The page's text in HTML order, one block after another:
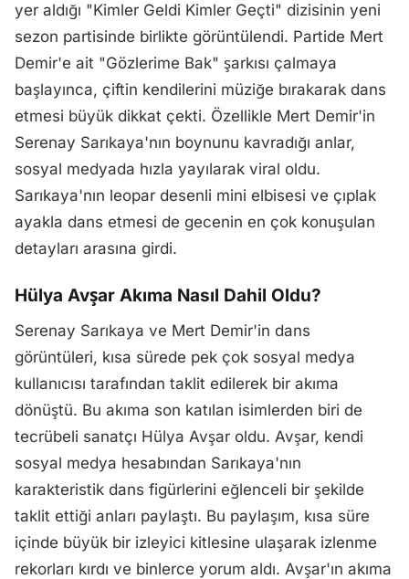
yer aldığı "Kimler Geldi Kimler Geçti" dizisinin yeni
sezon partisinde birlikte görüntülendi. Partide Mert
Demir'e ait "Gözlerime Bak" şarkısı çalmaya
başlayınca, çiftin kendilerini müziğe bırakarak dans
etmesi büyük dikkat çekti. Özellikle Mert Demir'in
Serenay Sarıkaya'nın boynunu kavradığı anlar,
sosyal medyada hızla yayılarak viral oldu.
Sarıkaya'nın leopar desenli mini elbisesi ve çıplak
ayakla dans etmesi de gecenin en çok konuşulan
detayları arasına girdi.
Hülya Avşar Akıma Nasıl Dahil Oldu?
Serenay Sarıkaya ve Mert Demir'in dans
görüntüleri, kısa sürede pek çok sosyal medya
kullanıcısı tarafından taklit edilerek bir akıma
dönüştü. Bu akıma son katılan isimlerden biri de
tecrübeli sanatçı Hülya Avşar oldu. Avşar, kendi
sosyal medya hesabından Sarıkaya'nın
karakteristik dans figürlerini eğlenceli bir şekilde
taklit ettiği anları paylaştı. Bu paylaşım, kısa süre
içinde büyük bir izleyici kitlesine ulaşarak izlenme
rekorları kırdı ve binlerce yorum aldı. Avşar'ın akıma